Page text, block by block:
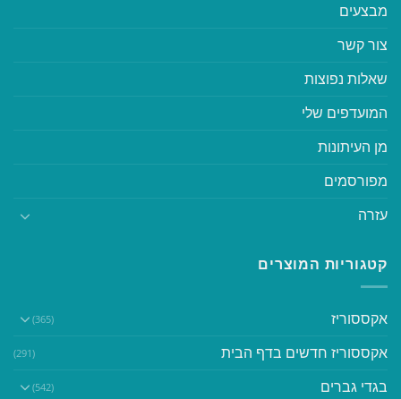
מבצעים
צור קשר
שאלות נפוצות
המועדפים שלי
מן העיתונות
מפורסמים
עזרה
קטגוריות המוצרים
אקססוריז (365)
אקססוריז חדשים בדף הבית (291)
בגדי גברים (542)